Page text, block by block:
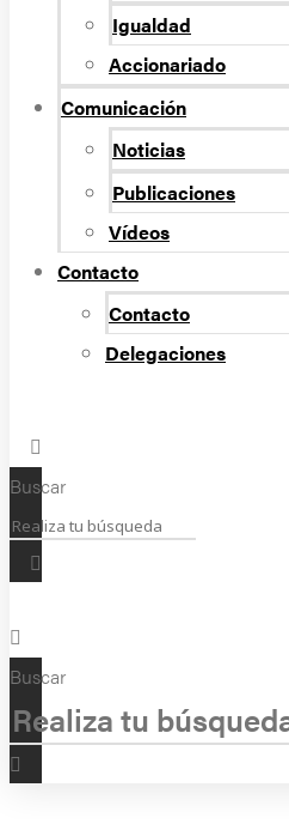
Igualdad
Accionariado
Comunicación
Noticias
Publicaciones
Vídeos
Contacto
Contacto
Delegaciones
Buscar
Buscar